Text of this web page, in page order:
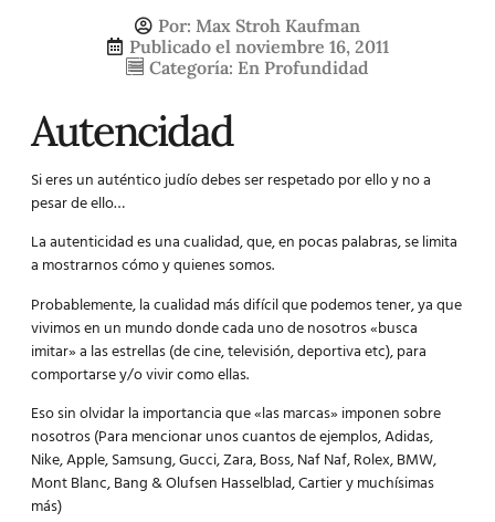
Por: Max Stroh Kaufman
Publicado el noviembre 16, 2011
Categoría: En Profundidad
Autencidad
Si eres un auténtico judío debes ser respetado por ello y no a
pesar de ello…
La autenticidad es una cualidad, que, en pocas palabras, se limita
a mostrarnos cómo y quienes somos.
Probablemente, la cualidad más difícil que podemos tener, ya que
vivimos en un mundo donde cada uno de nosotros «busca
imitar» a las estrellas (de cine, televisión, deportiva etc), para
comportarse y/o vivir como ellas.
Eso sin olvidar la importancia que «las marcas» imponen sobre
nosotros (Para mencionar unos cuantos de ejemplos, Adidas,
Nike, Apple, Samsung, Gucci, Zara, Boss, Naf Naf, Rolex, BMW,
Mont Blanc, Bang & Olufsen Hasselblad, Cartier y muchísimas
más)